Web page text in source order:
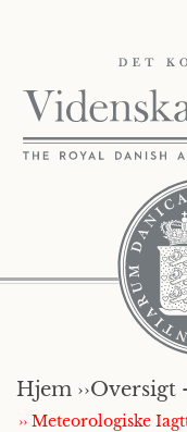
Hjem ››Oversigt
›› Meteorologiske